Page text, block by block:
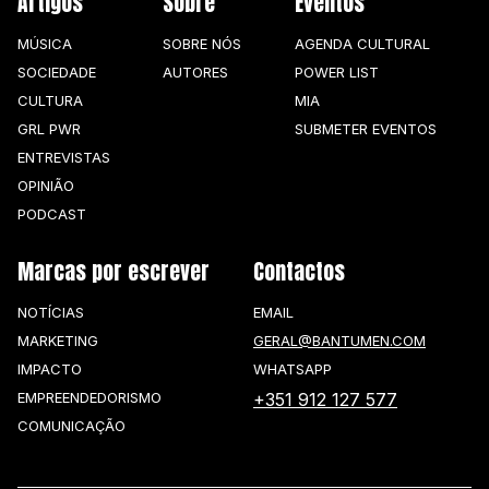
MÚSICA
SOCIEDADE
CULTURA
GRL PWR
ENTREVISTAS
OPINIÃO
PODCAST
SOBRE NÓS
AUTORES
AGENDA CULTURAL
POWER LIST
MIA
SUBMETER EVENTOS
Marcas por escrever
NOTÍCIAS
MARKETING
IMPACTO
EMPREENDEDORISMO
COMUNICAÇÃO
Contactos
EMAIL
GERAL@BANTUMEN.COM
WHATSAPP
+351 912 127 577